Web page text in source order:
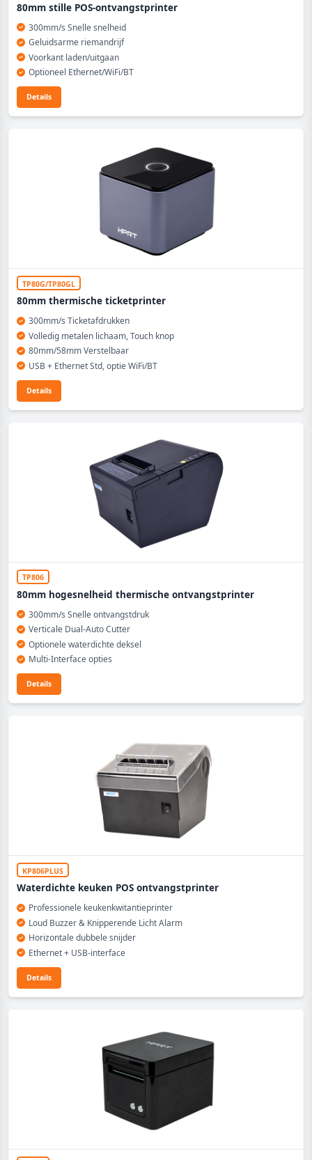
80mm stille POS-ontvangstprinter
300mm/s Snelle snelheid
Geluidsarme riemandrijf
Voorkant laden/uitgaan
Optioneel Ethernet/WiFi/BT
Details
TP80G/TP80GL
80mm thermische ticketprinter
300mm/s Ticketafdrukken
Volledig metalen lichaam, Touch knop
80mm/58mm Verstelbaar
USB + Ethernet Std, optie WiFi/BT
Details
TP806
80mm hogesnelheid thermische ontvangstprinter
300mm/s Snelle ontvangstdruk
Verticale Dual-Auto Cutter
Optionele waterdichte deksel
Multi-Interface opties
Details
KP806PLUS
Waterdichte keuken POS ontvangstprinter
Professionele keukenkwitantieprinter
Loud Buzzer & Knipperende Licht Alarm
Horizontale dubbele snijder
Ethernet + USB-interface
Details